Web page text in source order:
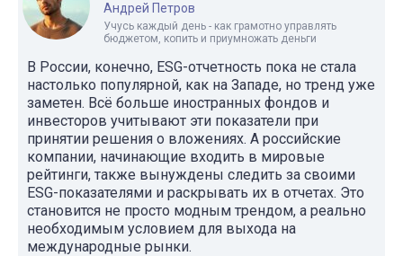
Андрей Петров
Учусь каждый день - как грамотно управлять
бюджетом, копить и приумножать деньги
В России, конечно, ESG-отчетность пока не стала
настолько популярной, как на Западе, но тренд уже
заметен. Всё больше иностранных фондов и
инвесторов учитывают эти показатели при
принятии решения о вложениях. А российские
компании, начинающие входить в мировые
рейтинги, также вынуждены следить за своими
ESG-показателями и раскрывать их в отчетах. Это
становится не просто модным трендом, а реально
необходимым условием для выхода на
международные рынки.